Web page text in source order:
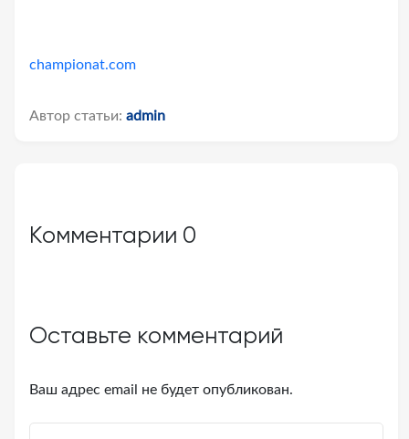
championat.com
Автор статьи: admin
Комментарии 0
Оставьте комментарий
Ваш адрес email не будет опубликован.